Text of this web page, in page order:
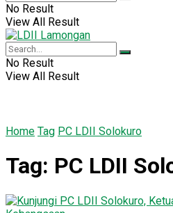
No Result
View All Result
No Result
View All Result
Home Tag PC LDII Solokuro
Tag: PC LDII